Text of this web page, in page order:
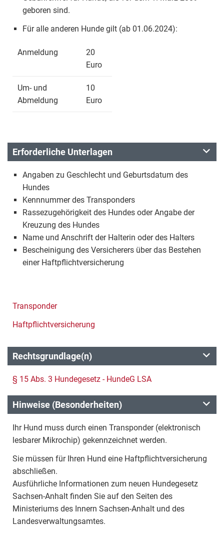
geboren sind.
Für alle anderen Hunde gilt (ab 01.06.2024):
Anmeldung
20
Euro
Um- und
Abmeldung
10
Euro
Erforderliche Unterlagen
Angaben zu Geschlecht und Geburtsdatum des
Hundes
Kennnummer des Transponders
Rassezugehörigkeit des Hundes oder Angabe der
Kreuzung des Hundes
Name und Anschrift der Halterin oder des Halters
Bescheinigung des Versicherers über das Bestehen
einer Haftpflichtversicherung
Transponder
Haftpflichtversicherung
Rechtsgrundlage(n)
§ 15 Abs. 3 Hundegesetz - HundeG LSA
Hinweise (Besonderheiten)
Ihr Hund muss durch einen Transponder (elektronisch
lesbarer Mikrochip) gekennzeichnet werden.
Sie müssen für Ihren Hund eine Haftpflichtversicherung
abschließen.
Ausführliche Informationen zum neuen Hundegesetz
Sachsen-Anhalt finden Sie auf den Seiten des
Ministeriums des Innern Sachsen-Anhalt und des
Landesverwaltungsamtes.